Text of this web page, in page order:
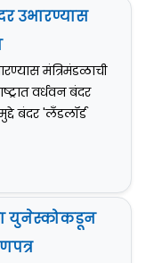
उभारण्यास
मंत्रिमंडळाची
वर्धवन बंदर
बंदर 'लँडलॉर्ड
युनेस्कोकडून